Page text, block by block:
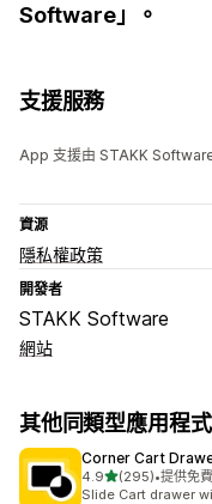
Software」。
支援服務
App 支援由 STAKK Software
資源
隱私權政策
開發者
STAKK Software
網站
其他同類型應用程式
Corner Cart
4.9滿分 5 顆星
(295)
共有 295 則評價
•提供免
Slide Cart drawer